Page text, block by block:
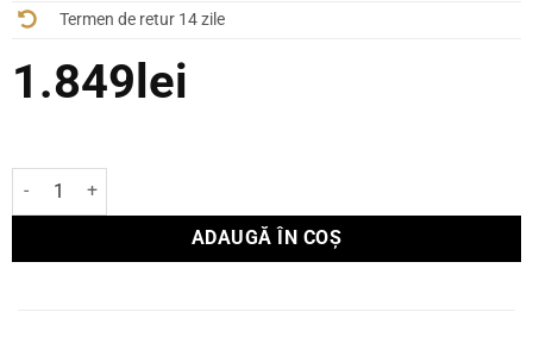
Termen de retur 14 zile
1.849lei
Cantitate Boxă Polk Audio de podea Signature Elite ES55
ADAUGĂ ÎN COȘ